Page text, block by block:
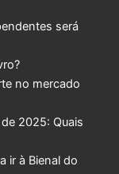
será
no mercado
2025: Quais
ir à Bienal do